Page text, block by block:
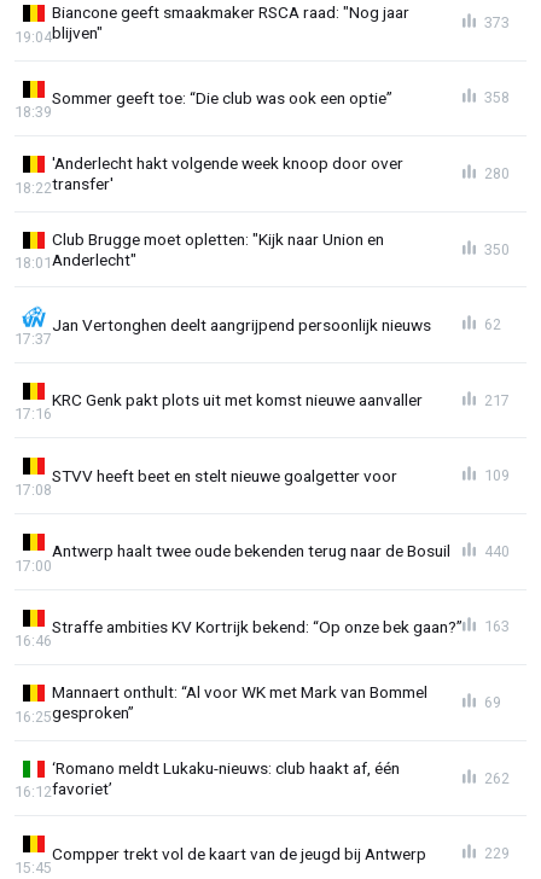
Biancone geeft smaakmaker RSCA raad: "Nog jaar
blijven"
19:04
373
Sommer geeft toe: “Die club was ook een optie”
18:39
358
'Anderlecht hakt volgende week knoop door over
transfer'
18:22
280
Club Brugge moet opletten: "Kijk naar Union en
Anderlecht"
18:01
350
Jan Vertonghen deelt aangrijpend persoonlijk nieuws
17:37
62
KRC Genk pakt plots uit met komst nieuwe aanvaller
17:16
217
STVV heeft beet en stelt nieuwe goalgetter voor
17:08
109
Antwerp haalt twee oude bekenden terug naar de Bosuil
17:00
440
Straffe ambities KV Kortrijk bekend: “Op onze bek gaan?”
16:46
163
Mannaert onthult: “Al voor WK met Mark van Bommel
gesproken”
16:25
69
‘Romano meldt Lukaku-nieuws: club haakt af, één
favoriet’
16:12
262
Compper trekt vol de kaart van de jeugd bij Antwerp
15:45
229